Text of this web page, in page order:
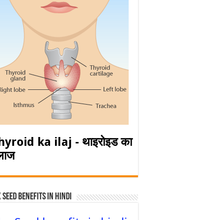
ka ilaj - थाइरोइड का
Seed Benefits in hindi